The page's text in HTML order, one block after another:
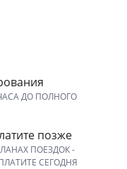
ДО ПОЛНОГО
позже
ПОЕЗДОК -
СЕГОДНЯ